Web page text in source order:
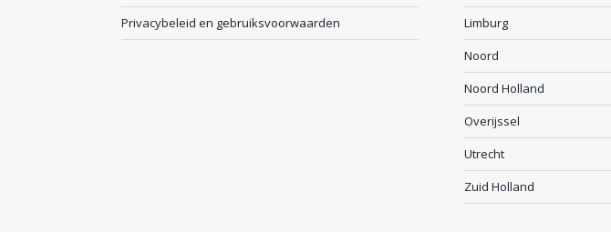
Privacybeleid en gebruiksvoorwaarden
Limburg
Noord
Noord Holland
Overijssel
Utrecht
Zuid Holland